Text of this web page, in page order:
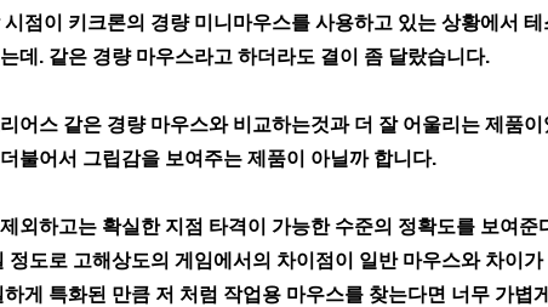
점이 키크론의 경량 미니마우스를 사용하고 있는 상황에서
데. 같은 경량 마우스라고 하더라도 결이 좀 달랐습니다.
어스 같은 경량 마우스와 비교하는것과 더 잘 어울리는 제품
불어서 그립감을 보여주는 제품이 아닐까 합니다.
외하고는 확실한 지점 타격이 가능한 수준의 정확도를 보여준
정도로 고해상도의 게임에서의 차이점이 일반 마우스와 차이
게 특화된 만큼 저 처럼 작업용 마우스를 찾는다면 너무 가볍